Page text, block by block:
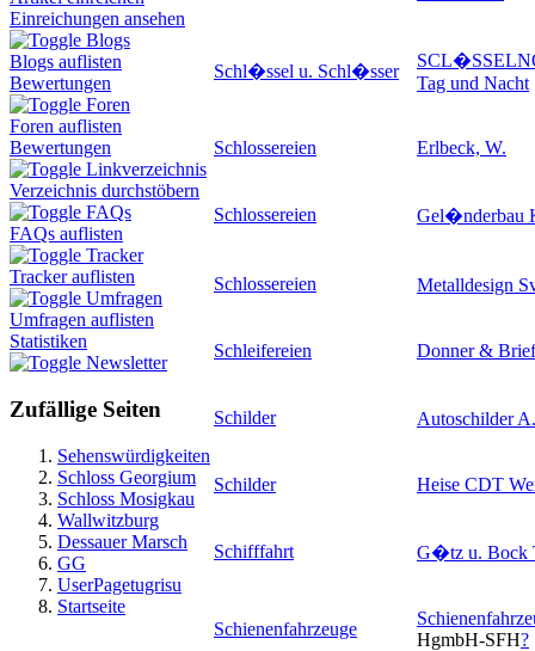
Einreichungen ansehen
Blogs
Blogs auflisten
Bewertungen
Foren
Foren auflisten
Bewertungen
Linkverzeichnis
Verzeichnis durchstöbern
FAQs
FAQs auflisten
Tracker
Tracker auflisten
Umfragen
Umfragen auflisten
Statistiken
Newsletter
Zufällige Seiten
Sehenswürdigkeiten
Schloss Georgium
Schloss Mosigkau
Wallwitzburg
Dessauer Marsch
GG
UserPagetugrisu
Startseite
Schl�ssel u. Schl�sser
Tag und Nacht
Schlossereien Erlbeck, W.
Schlossereien Gel�nderbau
Schlossereien Metalldesign
Schleifereien Donner &
Schilder Autoschilder
Schilder Heise CDT
Schifffahrt G�tz u. Bock
Schienenfahrzeuge
HgmbH-SFH?